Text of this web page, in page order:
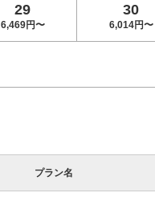
29
6,469円〜
30
6,014円〜
プラン名